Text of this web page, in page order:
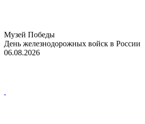
Музей Победы
День железнодорожных войск в России
06.08.2026